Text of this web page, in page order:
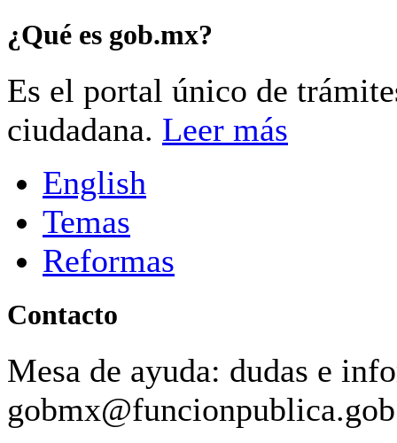
¿Qué es gob.mx?
Es el portal único de
ciudadana. Leer más
English
Temas
Reformas
Contacto
Mesa de ayuda: dudas e